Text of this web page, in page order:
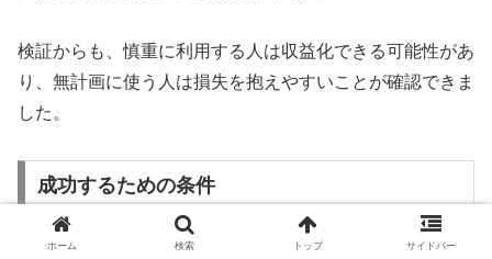
検証からも、慎重に利用する人は収益化できる可能性があ
り、無計画に使う人は損失を抱えやすいことが確認できま
した。
成功するための条件
ホーム 検索 トップ サイドバー